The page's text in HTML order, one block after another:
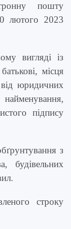
пошту
лютого 2023
вигляді із
місця
юридичних
підпису
з
будівельних
строку